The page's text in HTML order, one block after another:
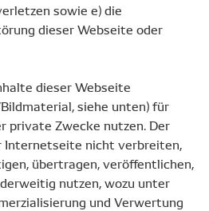
sowie e) die
dieser Webseite oder
dieser Webseite
siehe unten) für
private Zwecke nutzen. Der
Internetseite nicht verbreiten,
übertragen, veröffentlichen,
nutzen, wozu unter
und Verwertung